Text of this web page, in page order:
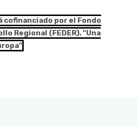
por el Fondo
Regional (FEDER). "Una